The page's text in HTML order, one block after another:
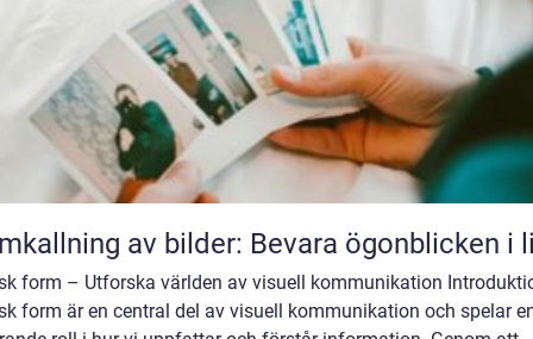
av bilder: Bevara ögonblicken i
form – Utforska världen av visuell kommunikation
form är en central del av visuell kommunikation och spelar